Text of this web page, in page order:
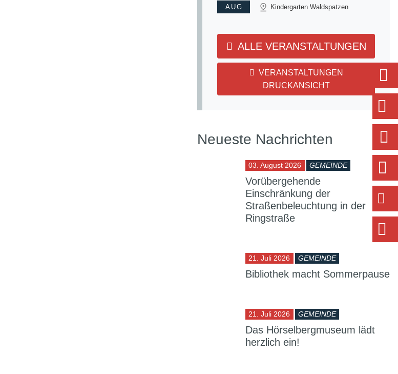
AUG Kindergarten Waldspatzen
ALLE VERANSTALTUNGEN
VERANSTALTUNGEN
DRUCKANSICHT
Neueste Nachrichten
03. August 2026 GEMEINDE
Vorübergehende
Einschränkung der
Straßenbeleuchtung in der
Ringstraße
21. Juli 2026 GEMEINDE
Bibliothek macht Sommerpause
21. Juli 2026 GEMEINDE
Das Hörselbergmuseum lädt
herzlich ein!